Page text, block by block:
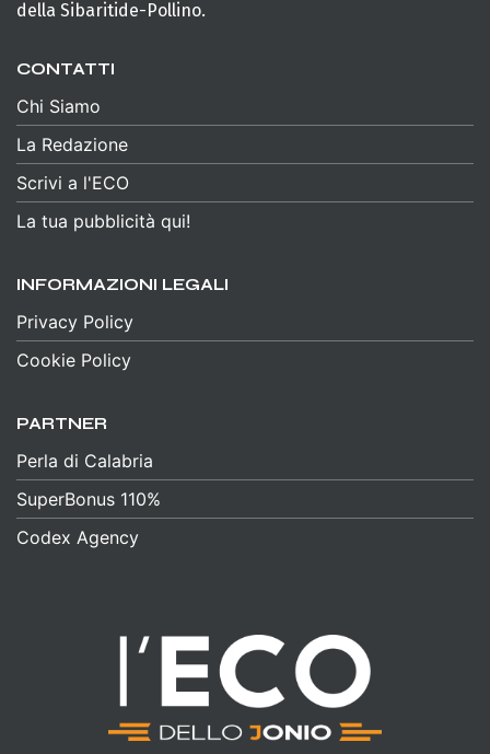
della Sibaritide-Pollino.
CONTATTI
Chi Siamo
La Redazione
Scrivi a l'ECO
La tua pubblicità qui!
INFORMAZIONI LEGALI
Privacy Policy
Cookie Policy
PARTNER
Perla di Calabria
SuperBonus 110%
Codex Agency